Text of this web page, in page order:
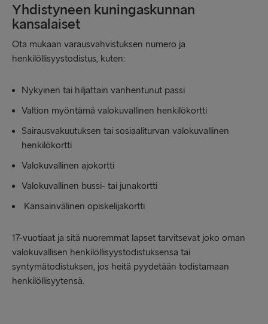
Yhdistyneen kuningaskunnan
kansalaiset
Ota mukaan varausvahvistuksen numero ja
henkilöllisyystodistus, kuten:
Nykyinen tai hiljattain vanhentunut passi
Valtion myöntämä valokuvallinen henkilökortti
Sairausvakuutuksen tai sosiaaliturvan valokuvallinen
henkilökortti
Valokuvallinen ajokortti
Valokuvallinen bussi- tai junakortti
Kansainvälinen opiskelijakortti
17-vuotiaat ja sitä nuoremmat lapset tarvitsevat joko oman
valokuvallisen henkilöllisyystodistuksensa tai
syntymätodistuksen, jos heitä pyydetään todistamaan
henkilöllisyytensä.